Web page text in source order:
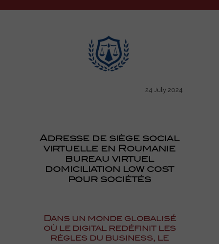
24 July 2024
Adresse de siège social
virtuelle en Roumanie
bureau virtuel
domiciliation low cost
pour sociétés
Dans un monde globalisé
où le digital redéfinit les
règles du business, le